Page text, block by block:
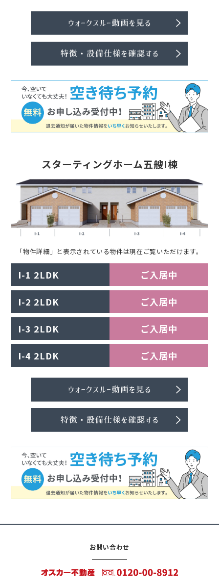
スターティングホーム五艘I棟
「物件詳細」と表示されている物件は現在ご覧いただけます。
I-1 2LDK ご入居中
I-2 2LDK ご入居中
I-3 2LDK ご入居中
I-4 2LDK ご入居中
お問い合わせ